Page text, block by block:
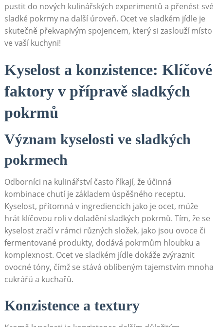
pustit do nových kulinářských experimentů a přenést své
sladké pokrmy na další ⁢úroveň. Ocet ve sladkém jídle je
skutečně překvapivým spojencem, který si ⁤zaslouží místo
ve vaší kuchyni!
Kyselost ⁢a konzistence: Klíčové
faktory v ‌přípravě sladkých
‍pokrmů
Význam kyselosti ‌ve sladkých
pokrmech
Odborníci na kulinářství často říkají,‍ že účinná
kombinace chutí je ⁢základem úspěšného receptu.
Kyselost, přítomná v ingrediencích jako ⁣je ocet, může
hrát klíčovou​ roli v doladění sladkých ‌pokrmů. Tím, že se
kyselost zračí v rámci různých složek, jako jsou⁤ ovoce či
fermentované produkty, dodává pokrmům ‍hloubku ⁢a
komplexnost. Ocet ve ⁢sladkém jídle dokáže zvýraznit
ovocné tóny, čímž se stává oblíbeným tajemstvím mnoha
cukrářů ‌a kuchařů.
Konzistence a textury